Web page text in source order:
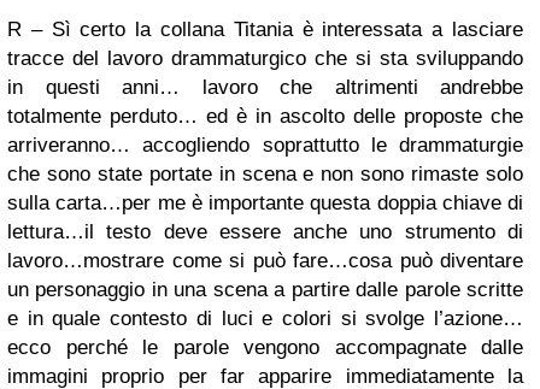
R – Sì certo la collana Titania è interessata a lasciare
tracce del lavoro drammaturgico che si sta sviluppando
in questi anni… lavoro che altrimenti andrebbe
totalmente perduto… ed è in ascolto delle proposte che
arriveranno… accogliendo soprattutto le drammaturgie
che sono state portate in scena e non sono rimaste solo
sulla carta…per me è importante questa doppia chiave di
lettura…il testo deve essere anche uno strumento di
lavoro…mostrare come si può fare…cosa può diventare
un personaggio in una scena a partire dalle parole scritte
e in quale contesto di luci e colori si svolge l’azione…
ecco perché le parole vengono accompagnate dalle
immagini proprio per far apparire immediatamente la